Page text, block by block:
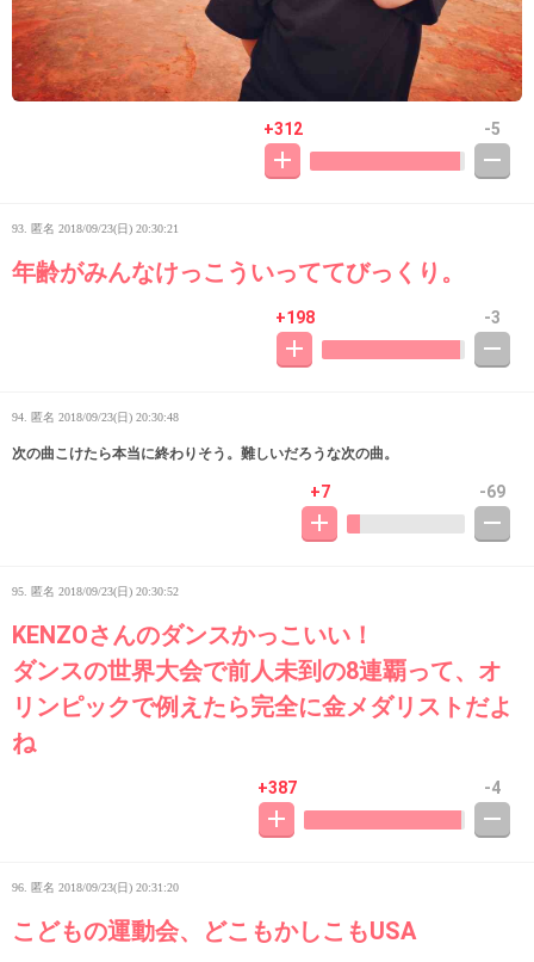
+312 -5
93. 匿名 2018/09/23(日) 20:30:21
年齢がみんなけっこういっててびっくり。
+198 -3
94. 匿名 2018/09/23(日) 20:30:48
次の曲こけたら本当に終わりそう。難しいだろうな次の曲。
+7 -69
95. 匿名 2018/09/23(日) 20:30:52
KENZOさんのダンスかっこいい！
ダンスの世界大会で前人未到の8連覇って、オ
リンピックで例えたら完全に金メダリストだよ
ね
+387 -4
96. 匿名 2018/09/23(日) 20:31:20
こどもの運動会、どこもかしこもUSA